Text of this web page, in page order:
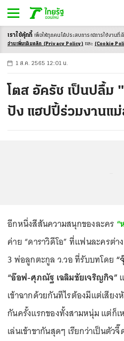
-ก ก ก+
1 ส.ค. 2565 12:01 น.
โตส อัครัช เป็นปลื้ม
ปัง แฮปปี้ร่วมงานแม่
อีกหนึ่งสีสันความสนุกของละคร
ค่าย “ดาราวิดีโอ” ที่แฟนละครต่
3 พ่อลูกตะกูล ว.วอ ที่รับบทโดย “
“อ๊อฟ-ศุภณัฐ เฉลิมชัยเจริญกิจ”
เข้าฉากด้วยกันทีไรต้องมีแต่เสียง
กันครั้งแรกของทั้งสามหนุ่ม แต่ก็
เล่นเข้าขากันสุดๆ เรียกว่าเป็นตั
เราใช้คุ้กกี้ เพื่อให้ทุกคนได้ประสบการณ์การใช้งานที่
อ่านเพิ่มเติมคลิก (Privacy Policy) และ (Cookie